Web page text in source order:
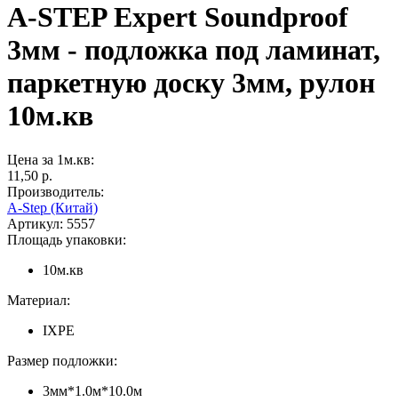
A-STEP Expert Soundproof
3мм - подложка под ламинат,
паркетную доску 3мм, рулон
10м.кв
Цена за 1м.кв:
11,50 p.
Производитель:
A-Step (Китай)
Артикул: 5557
Площадь упаковки:
10м.кв
Материал:
IXPE
Размер подложки:
3мм*1.0м*10.0м